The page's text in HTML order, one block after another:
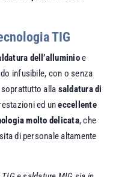
TIG
dell’alluminioe
infusibile, con o senza
soprattutto alla saldatura di
ed uneccellente
molto delicata, che
di personale altamente